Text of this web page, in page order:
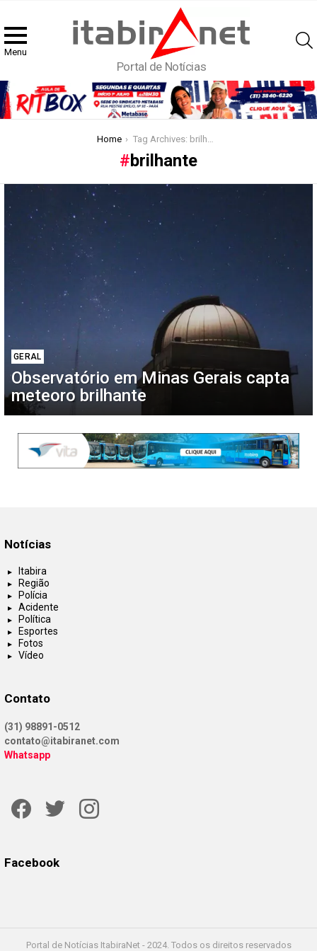
Menu
Portal de Notícias
Home Tag Archives: brilhante
brilhante
Latest
stories
GERAL
Observatório em Minas Gerais capta
meteoro brilhante
Notícias
Itabira
Região
Polícia
Acidente
Política
Esportes
Fotos
Vídeo
Contato
(31) 98891-0512
contato@itabiranet.com
Whatsapp
Facebook
Portal de Notícias ItabiraNet - 2024. Todos os direitos reservados